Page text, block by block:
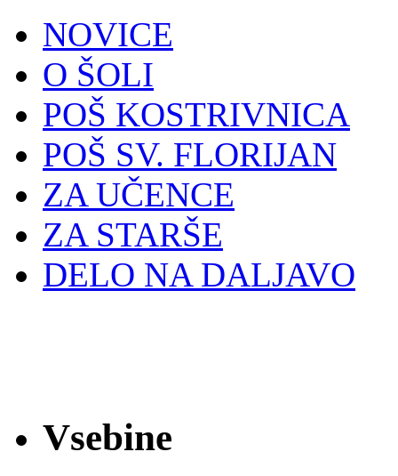
NOVICE
O ŠOLI
POŠ KOSTRIVNICA
POŠ SV. FLORIJAN
ZA UČENCE
ZA STARŠE
DELO NA DALJAVO
Vsebine